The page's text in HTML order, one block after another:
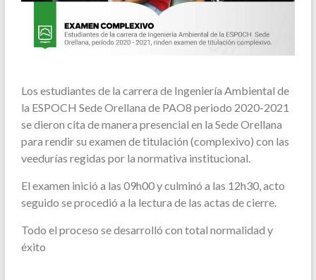
Los estudiantes de la carrera de Ingeniería Ambiental de
la ESPOCH Sede Orellana de PAO8 periodo 2020-2021
se dieron cita de manera presencial en la Sede Orellana
para rendir su examen de titulación (complexivo) con las
veedurías regidas por la normativa institucional.
El examen inició a las 09h00 y culminó a las 12h30, acto
seguido se procedió a la lectura de las actas de cierre.
Todo el proceso se desarrolló con total normalidad y
éxito